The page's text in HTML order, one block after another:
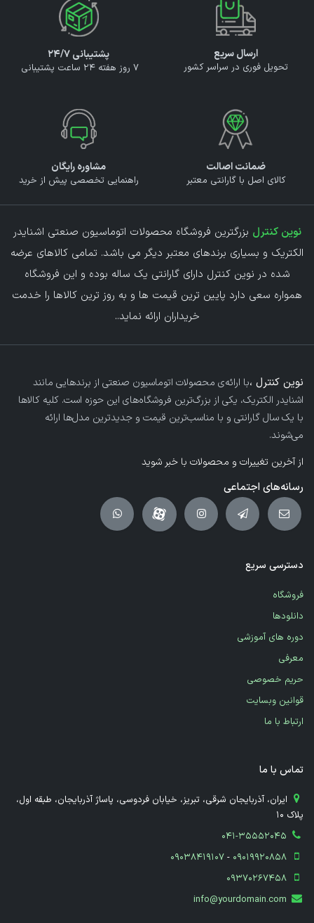
ارسال سریع
تحویل فوری در سراسر کشور
پشتیبانی ۲۴/۷
7 روز هفته 24 ساعت پشتیبانی
ضمانت اصالت
کالای اصل با گارانتی معتبر
مشاوره رایگان
راهنمایی تخصصی پیش از خرید
نوین کنترل بزرگترین فروشگاه محصولات اتوماسیون صنعتی اشنایدر
الکتریک و بسیاری برندهای معتبر دیگر می باشد. تمامی کالاهای عرضه
شده در نوین کنترل دارای گارانتی یک ساله بوده و این فروشگاه
همواره سعی دارد پایین ترین قیمت ها و به روز ترین کالاها را خدمت
خریداران ارائه نماید..
نوین کنترل ،با ارائه‌ی محصولات اتوماسیون صنعتی از برندهایی مانند
اشنایدر الکتریک، یکی از بزرگ‌ترین فروشگاه‌های این حوزه است. کلیه کالاها
با یک سال گارانتی و با مناسب‌ترین قیمت و جدیدترین مدل‌ها ارائه
می‌شوند.
از آخرین تغییرات و محصولات با خبر شوید
رسانه‌های اجتماعی
دسترسی سریع
فروشگاه
دانلودها
دوره های آموزشی
معرفی
حریم خصوصی
قوانین وبسایت
ارتباط با ما
تماس با ما
​ ایران، آذربایجان شرقی، تبریز، خیابان فردوسی، پاساژ آذربایجان، طبقه اول،
پلاک 10
041-35552045
09038419107-09019920858
09370267458
info@yourdomain.com